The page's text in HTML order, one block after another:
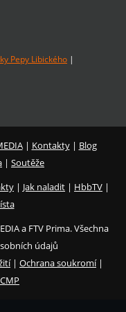
Pepy Libického |
| Kontakty| Blog
| Soutěže
| Jak naladit | HbbTV |
a FTV Prima. Všechna
údajů
| Ochrana soukromí|